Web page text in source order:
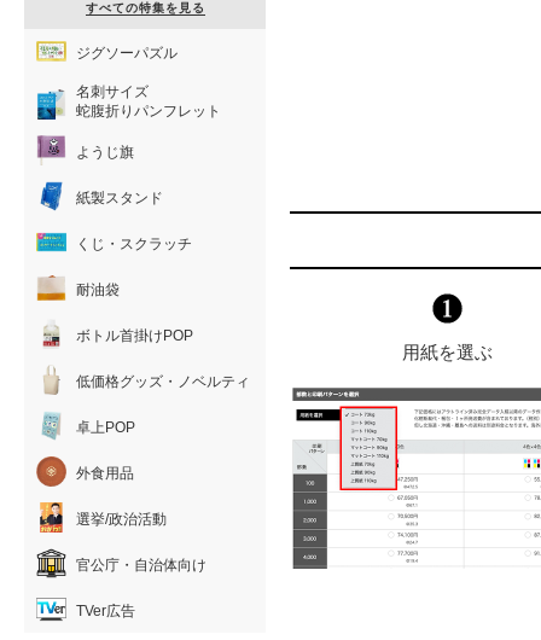
用紙を選ぶ
すべての特集を見る
ジグソーパズル
名刺サイズ
蛇腹折りパンフレット
ようじ旗
紙製スタンド
くじ・スクラッチ
耐油袋
ボトル首掛けPOP
低価格グッズ・ノベルティ
卓上POP
外食用品
選挙/政治活動
官公庁・自治体向け
TVer広告